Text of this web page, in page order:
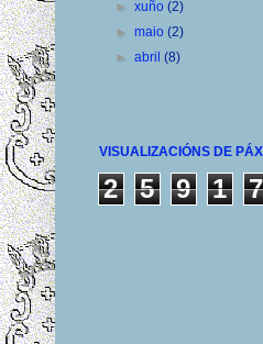
►xuño(2)
►maio(2)
►abril(8)
VISUALIZACIÓNS DE
2 5 9 1 7